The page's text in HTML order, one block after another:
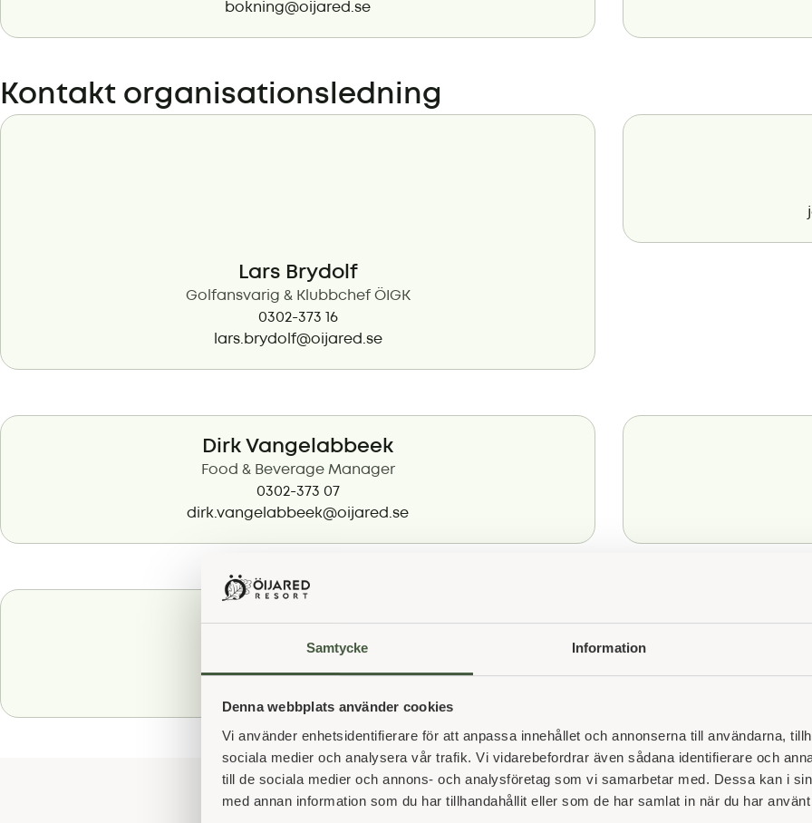
Samtycke Information
Denna webbplats använder cookies
Vi använder enhetsidentifierare för att anpassa innehållet och annonserna till användarna,
sociala medier och analysera vår trafik. Vi vidarebefordrar även sådana identifierare och
till de sociala medier och annons- och analysföretag som vi samarbetar med. Dessa kan i
med annan information som du har tillhandahållit eller som de har samlat in när du har
bokning@oijared.se
Kontakt organisationsledning
Lars Brydolf
Golfansvarig & Klubbchef ÖIGK
0302-373 16
lars.brydolf@oijared.se
Dirk Vangelabbeek
Food & Beverage Manager
0302-373 07
dirk.vangelabbeek@oijared.se
Päivi Larsson
Ekonomichef